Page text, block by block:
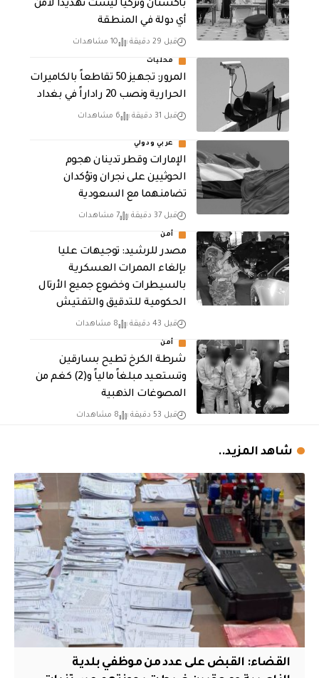
باكستان وتركيا ليست تهديداً لأمن
أي دولة في المنطقة
قبل 29 دقيقة 10 مشاهدات
محليات
المرور: تجهيز 50 تقاطعاً بالكاميرات
الحرارية ونصب 20 راداراً في بغداد
قبل 31 دقيقة 6 مشاهدات
عربي ودولي
الإمارات وقطر تدينان هجوم
الحوثيين على نجران وتؤكدان
تضامنهما مع السعودية
قبل 37 دقيقة 7 مشاهدات
أمن
مصدر للرشيد: توجيهات عليا
بإلغاء الممرات العسكرية
بالسيطرات وخضوع جميع الأرتال
الحكومية للتدقيق والتفتيش
قبل 43 دقيقة 8 مشاهدات
أمن
شرطة الكرخ تطيح بسارقين
وتستعيد مبلغاً مالياً و(2) كغم من
المصوغات الذهبية
قبل 53 دقيقة 8 مشاهدات
شاهد المزيد..
القضاء: القبض على عدد من موظفي بلدية